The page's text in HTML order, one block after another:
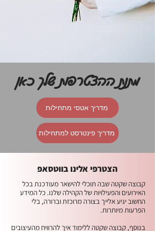
מתנת ההצטרפות שלך כאן
מדריך אטסי מתחילות
מדריך פינטרסט למתחילות
הצטרפי אלינו בווטסאפ
קבוצה שקטה שבה תוכלי להישאר מעודכנת בכל
האירועים והפעילויות של הקהילה שלנו. כל המידע
החשוב יגיע אלייך בצורה מרוכזת וברורה, בלי
הפרעות מיותרות.
בנוסף, קבוצה שקטה ללימוד איך להרוויח מהעיצובים